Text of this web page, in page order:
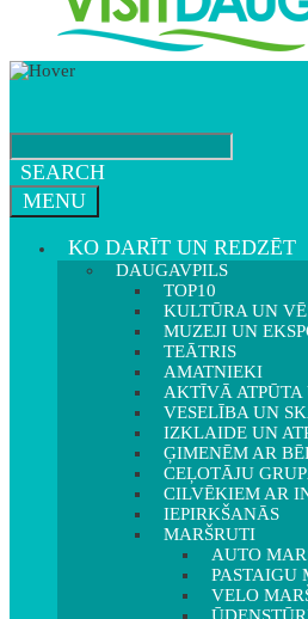
SEARCH
MENU
KO DARĪT UN REDZĒT
DAUGAVPILS
TOP10
KULTŪRA UN
MUZEJI UN
TEĀTRIS
AMATNIEKI
AKTĪVĀ
VESELĪBA UN
IZKLAIDE UN
ĢIMENĒM AR
CEĻOTĀJU
CILVĒKIEM AR
IEPIRKŠANĀS
MARŠRUTI
AUTO
PASTAIGU
VELO